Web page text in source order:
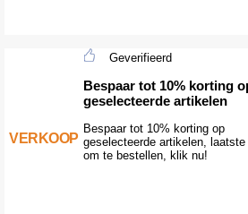
VERKOOP
Geverifieerd
Bespaar tot 10% korting
geselecteerde artikelen
Bespaar tot 10% korting op
geselecteerde artikelen, laatste
om te bestellen, klik nu!